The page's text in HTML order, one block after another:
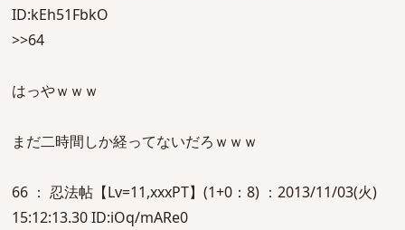
ID:kEh51FbkO
>>64
はっやｗｗｗ
まだ二時間しか経ってないだろｗｗｗ
66 ： 忍法帖【Lv=11,xxxPT】(1+0：8) ：2013/11/03(火)
15:12:13.30 ID:iOq/mARe0